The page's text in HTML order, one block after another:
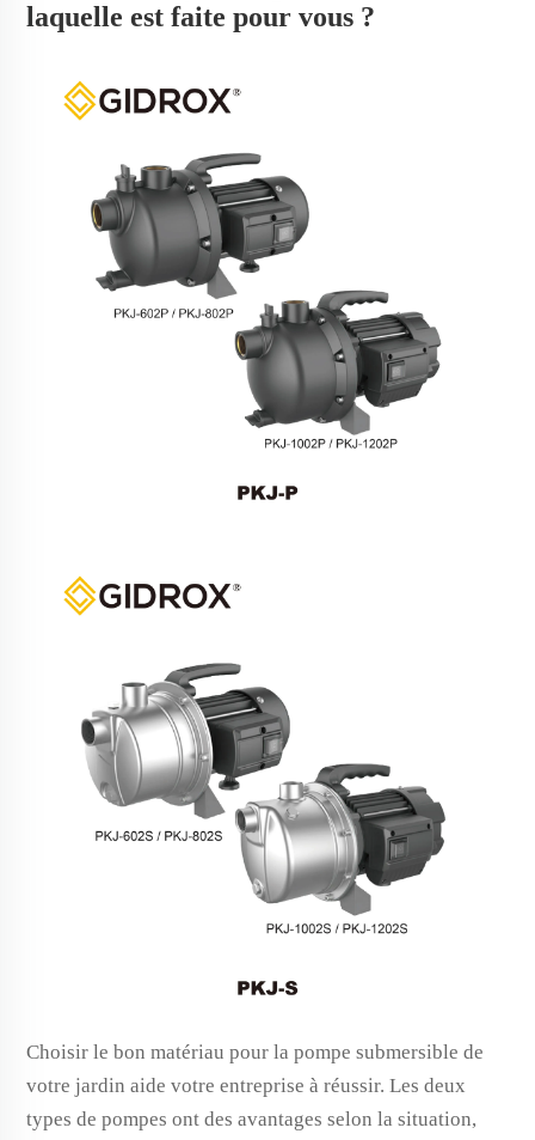
laquelle est faite pour vous ?
Choisir le bon matériau pour la pompe submersible de
votre jardin aide votre entreprise à réussir. Les deux
types de pompes ont des avantages selon la situation,